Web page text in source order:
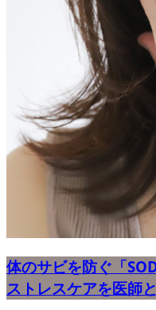
体のサビを防ぐ「
ストレスケアを医師